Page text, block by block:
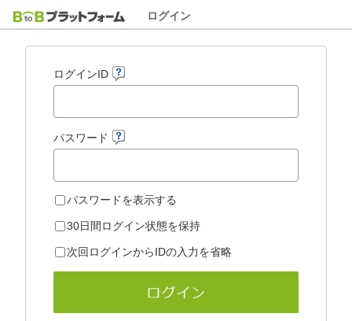
ログイン
ログインID
パスワード
パスワードを表示する
30日間ログイン状態を保持
次回ログインからIDの入力を省略